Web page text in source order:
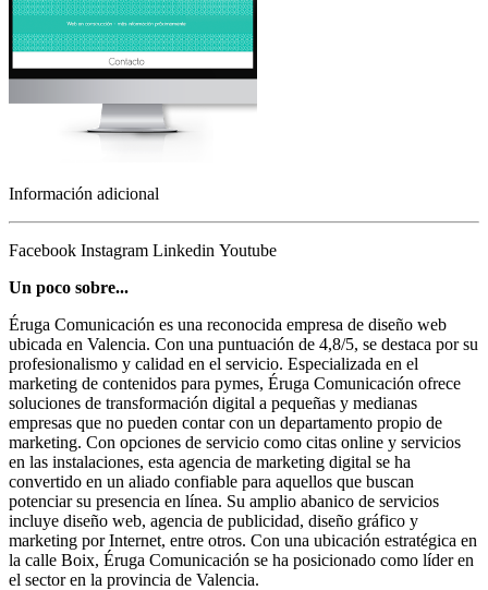
Información adicional
Facebook Instagram Linkedin Youtube
Un poco sobre...
Éruga Comunicación es una reconocida empresa de diseño web
ubicada en Valencia. Con una puntuación de 4,8/5, se destaca por su
profesionalismo y calidad en el servicio. Especializada en el
marketing de contenidos para pymes, Éruga Comunicación ofrece
soluciones de transformación digital a pequeñas y medianas
empresas que no pueden contar con un departamento propio de
marketing. Con opciones de servicio como citas online y servicios
en las instalaciones, esta agencia de marketing digital se ha
convertido en un aliado confiable para aquellos que buscan
potenciar su presencia en línea. Su amplio abanico de servicios
incluye diseño web, agencia de publicidad, diseño gráfico y
marketing por Internet, entre otros. Con una ubicación estratégica en
la calle Boix, Éruga Comunicación se ha posicionado como líder en
el sector en la provincia de Valencia.